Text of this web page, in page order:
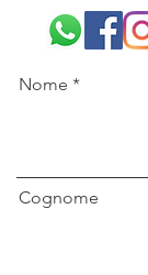
Nome
Cognome